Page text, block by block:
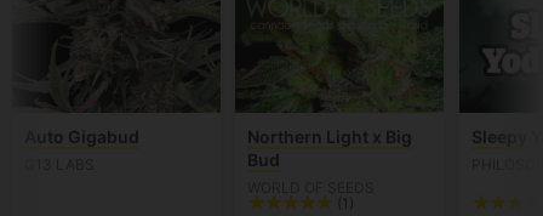
Auto Gigabud
Northern Light x Big
Bud
(1)
Sleepy